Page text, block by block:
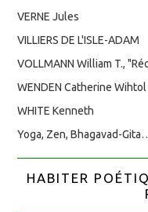
VERNE Jules
VILLIERS DE L'ISLE-ADAM
VOLLMANN William T.,
WENDEN Catherine Wihtol
WHITE Kenneth
Yoga, Zen, Bhagavad-
HABITER